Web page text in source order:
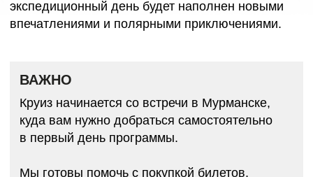
ОСТАВИТЬ ЗАЯВКУ